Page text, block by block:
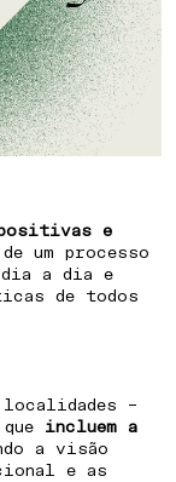
positivas e
um processo
dia a dia e
de todos
–
incluem a
a visão
e as